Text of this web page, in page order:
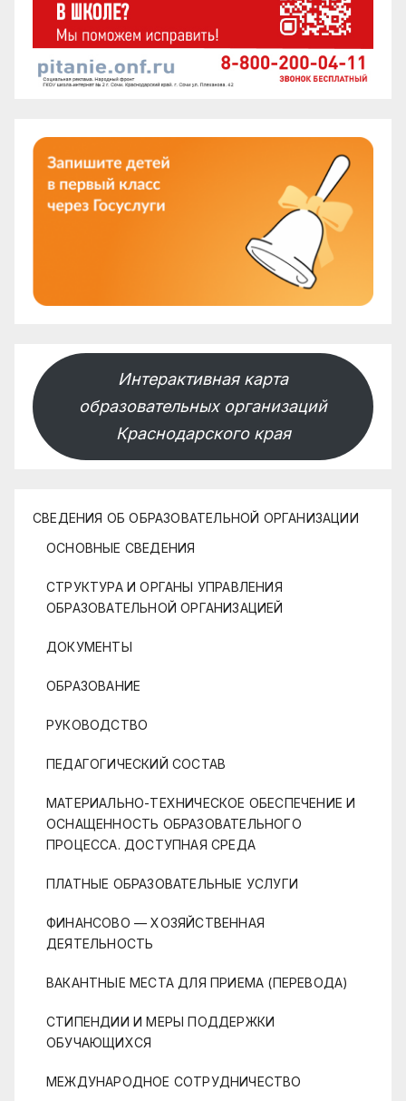
Интерактивная карта
образовательных организаций
Краснодарского края
СВЕДЕНИЯ ОБ ОБРАЗОВАТЕЛЬНОЙ ОРГАНИЗАЦИИ
ОСНОВНЫЕ СВЕДЕНИЯ
СТРУКТУРА И ОРГАНЫ УПРАВЛЕНИЯ
ОБРАЗОВАТЕЛЬНОЙ ОРГАНИЗАЦИЕЙ
ДОКУМЕНТЫ
ОБРАЗОВАНИЕ
РУКОВОДСТВО
ПЕДАГОГИЧЕСКИЙ СОСТАВ
МАТЕРИАЛЬНО-ТЕХНИЧЕСКОЕ ОБЕСПЕЧЕНИЕ И
ОСНАЩЕННОСТЬ ОБРАЗОВАТЕЛЬНОГО
ПРОЦЕССА. ДОСТУПНАЯ СРЕДА
ПЛАТНЫЕ ОБРАЗОВАТЕЛЬНЫЕ УСЛУГИ
ФИНАНСОВО — ХОЗЯЙСТВЕННАЯ
ДЕЯТЕЛЬНОСТЬ
ВАКАНТНЫЕ МЕСТА ДЛЯ ПРИЕМА (ПЕРЕВОДА)
СТИПЕНДИИ И МЕРЫ ПОДДЕРЖКИ
ОБУЧАЮЩИХСЯ
МЕЖДУНАРОДНОЕ СОТРУДНИЧЕСТВО